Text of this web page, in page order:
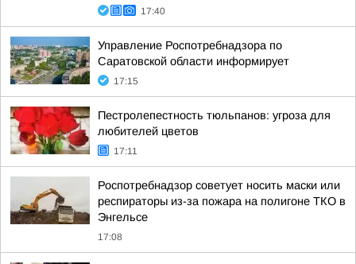
17:40
Управление Роспотребнадзора по
Саратовской области информирует
17:15
Пестролепестность тюльпанов: угроза для
любителей цветов
17:11
Роспотребнадзор советует носить маски или
респираторы из-за пожара на полигоне ТКО в
Энгельсе
17:08